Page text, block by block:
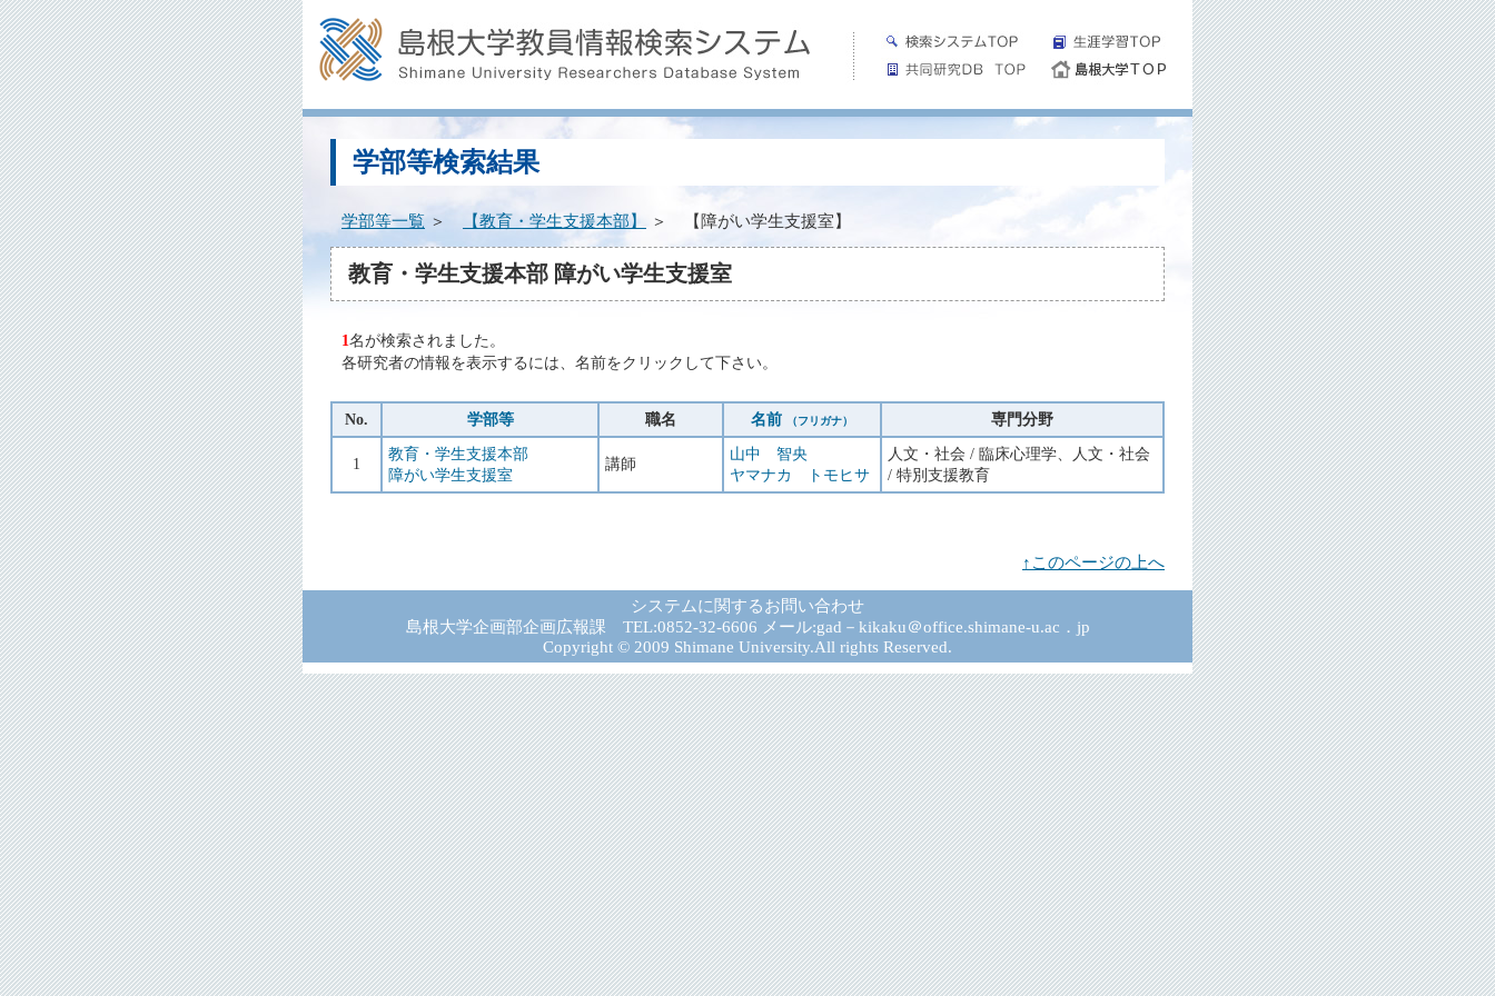
学部等検索結果
学部等一覧 ＞ 【教育・学生支援本部】 ＞ 【障がい学生支援室】
教育・学生支援本部 障がい学生支援室
1名が検索されました。
各研究者の情報を表示するには、名前をクリックして下さい。
No. 学部等 職名 名前 （フリガナ） 専門分野
1
教育・学生支援本部
障がい学生支援室
講師
山中 智央
ヤマナカ トモヒサ
人文・社会 / 臨床心理学、人文・社会
/ 特別支援教育
↑このページの上へ
システムに関するお問い合わせ
島根大学企画部企画広報課 TEL:0852-32-6606 メール:gad－kikaku＠office.shimane-u.ac．jp
Copyright © 2009 Shimane University.All rights Reserved.